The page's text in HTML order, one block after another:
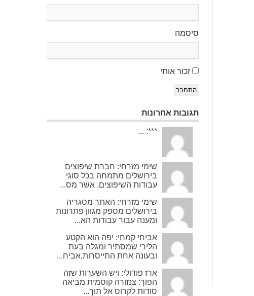
סיסמה
זכור אותי
התחבר
תגובות אחרונות
***: ...
שימי מזרחי: חברת שיפוצים
בירושלים מתמחה בכל סוגי
עבודות השיפוצים. אשר מס...
שימי מזרחי: האתר מסגריה
בירושלים מספק מגוון פתרונות
ומענה עבור עבודות הא...
אביחי קמחי: יפה הוא הקטע
הלירי שמסתיר ומגלה בעת
ובעונה אחת התייסרות,אביח...
ארז פודולי: ויש השערות שזה
הפוך: צנזורה קוסמית מביאה
סודות לקרוס אל תוך...